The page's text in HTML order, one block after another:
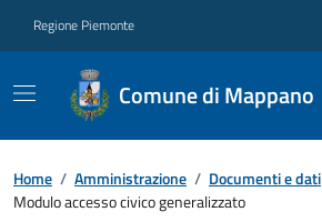
Regione Piemonte
Comune di Mappano
Home / Amministrazione / Documenti e dati
Modulo accesso civico generalizzato